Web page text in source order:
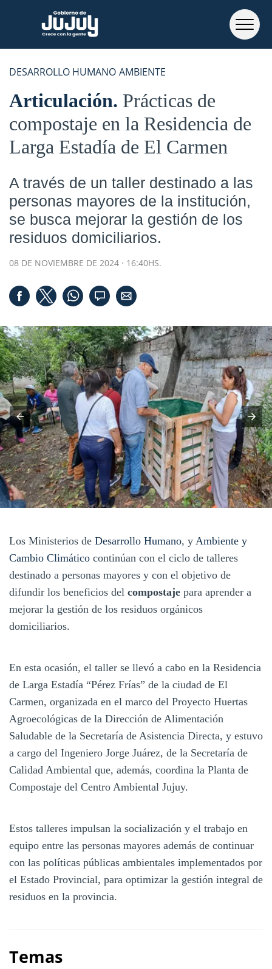
DESARROLLO HUMANO AMBIENTE
Articulación Prácticas de
compostaje en la Residencia de
Larga Estadía de El Carmen
A través de un taller destinado a las
personas mayores de la institución,
se busca mejorar la gestión de los
residuos domiciliarios.
08 DE NOVIEMBRE DE 2024 · 16:40HS.
Los Ministerios de Desarrollo Humano, y Ambiente y
Cambio Climático continúan con el ciclo de talleres
destinado a personas mayores y con el objetivo de
difundir los beneficios del compostaje para aprender a
mejorar la gestión de los residuos orgánicos
domiciliarios.
En esta ocasión, el taller se llevó a cabo en la Residencia
de Larga Estadía “Pérez Frías” de la ciudad de El
Carmen, organizada en el marco del Proyecto Huertas
Agroecológicas de la Dirección de Alimentación
Saludable de la Secretaría de Asistencia Directa, y estuvo
a cargo del Ingeniero Jorge Juárez, de la Secretaría de
Calidad Ambiental que, además, coordina la Planta de
Compostaje del Centro Ambiental Jujuy.
Estos talleres impulsan la socialización y el trabajo en
equipo entre las personas mayores además de continuar
con las políticas públicas ambientales implementados por
el Estado Provincial, para optimizar la gestión integral de
residuos en la provincia.
Temas